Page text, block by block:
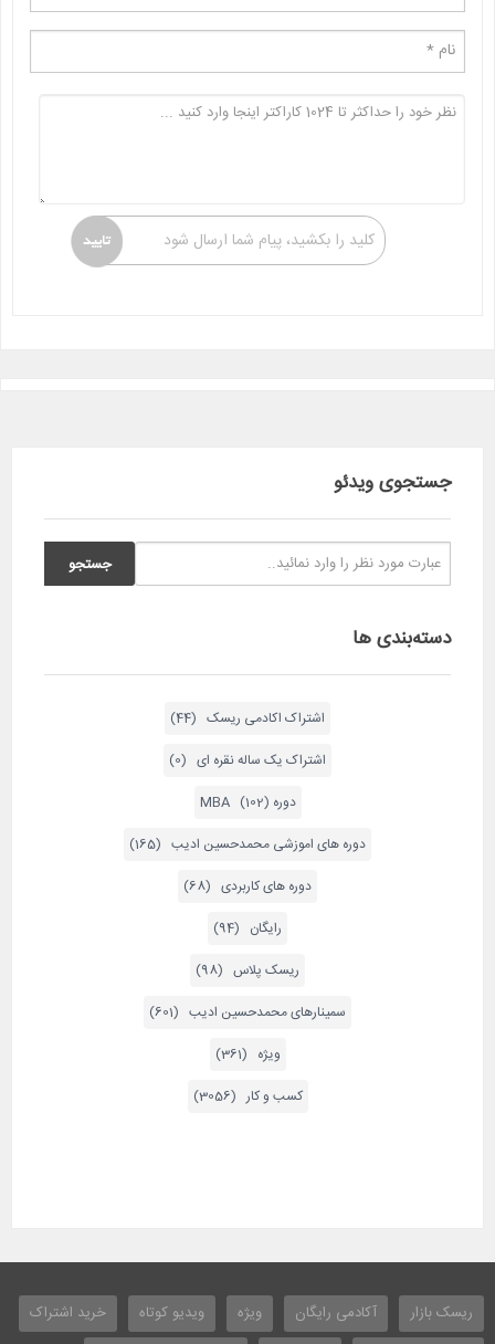
کلید را بکشید، پیام شما ارسال شود
جستجوی ویدئو
دسته‌بندی ها
اشتراک اکادمی ریسک (44)
اشتراک یک ساله نقره ای (0)
دوره MBA (102)
دوره های اموزشی محمدحسین ادیب (165)
دوره های کاربردی (68)
رایگان (94)
ریسک پلاس (98)
سمینارهای محمدحسین ادیب (601)
ویژه (361)
کسب و کار (3056)
ریسک بازار آکادمی رایگان ویژه ویدیو کوتاه
خرید اشتراک